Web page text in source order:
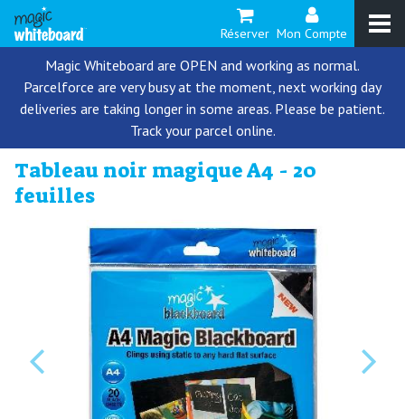
Réserver Mon Compte
Magic Whiteboard are OPEN and working as normal.
Parcelforce are very busy at the moment, next working day
deliveries are taking longer in some areas. Please be patient.
Track your parcel online.
Tableau noir magique A4 - 20
feuilles